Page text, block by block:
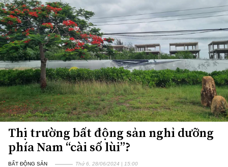
Thị trường bất động sản nghỉ dưỡng
phía Nam “cài số lùi”?
BẤT ĐỘNG SẢN Thứ 6, 28/06/2024 | 15:00